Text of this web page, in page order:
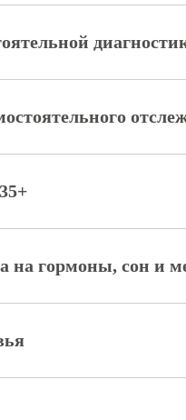
на гормоны, сон и